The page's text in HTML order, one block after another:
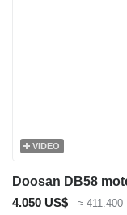
VIDEO
Doosan DB58
4.050 US$
≈ 411.400